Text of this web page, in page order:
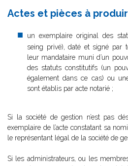
Actes et pièces à
un exemplaire original des
seing privé), daté et signé par
leur mandataire muni d’un
des statuts constitutifs (un
également dans ce cas) ou
sont établis par acte notarié ;
Si la société de gestion n’est pas
exemplaire de l’acte constatant sa
le représentant légal de la société de
Si les administrateurs, ou les